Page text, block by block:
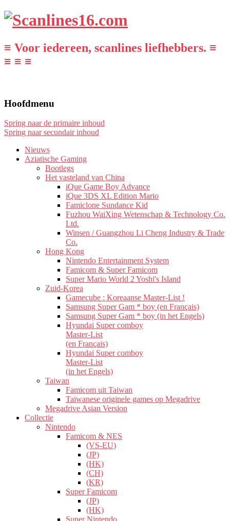
≡ Voor iedereen, scanlines liefhebbers. ≡
≡ ≡ ≡
Hoofdmenu
Spring naar de primaire inhoud
Spring naar secundair inhoud
Nieuws
Aziatische Gaming
Bootlegs
Het vasteland van China
iQue Game Boy Advance
iQue 3DS XL Edition Mario
Famiclone Sundance Kid
Fuzhou WaiXing Wetenschap & Technology Co.
Ltd.
Winsen / Guangzhou Li Cheng Industry & Trade
Co.
Hong Kong
Nintendo Entertainment System
Famicom & Super Famicom
Super Mario World 2 Yoshi's Island
Zuid-Korea
Gamecube : Koreaanse Master-List !
Samsung Super Gam * boy (en Français)
Samsung Super Gam * boy (in het Engels)
Hyundai Super comboy
Master-List
(en Français)
Hyundai Super comboy
Master-List
(in het Engels)
Taiwan
Famicom uit Taiwan
Taiwanese originele games op Megadrive
Megadrive Asian Version
Collectie
Nintendo
Famicom & NES
(VS-EU)
(JP)
(HK)
(CH)
(KR)
Super Famicom
(JP)
(HK)